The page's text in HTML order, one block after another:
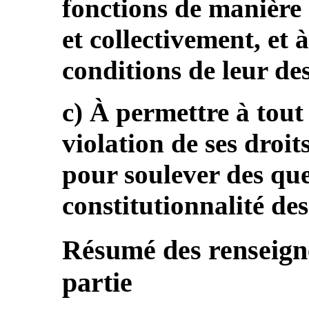
fonctions de
et collectivement, et
conditions de leur
c) À permettre à
violation de ses
pour soulever des
constitutionnalité
Résumé des
partie